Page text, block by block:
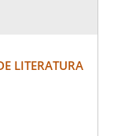
LITERATURA